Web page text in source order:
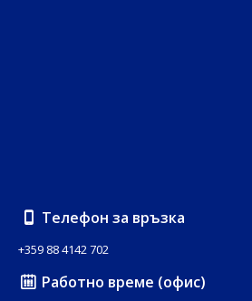
Телефон за връзка
+359 88 4142 702
Работно време (офис)